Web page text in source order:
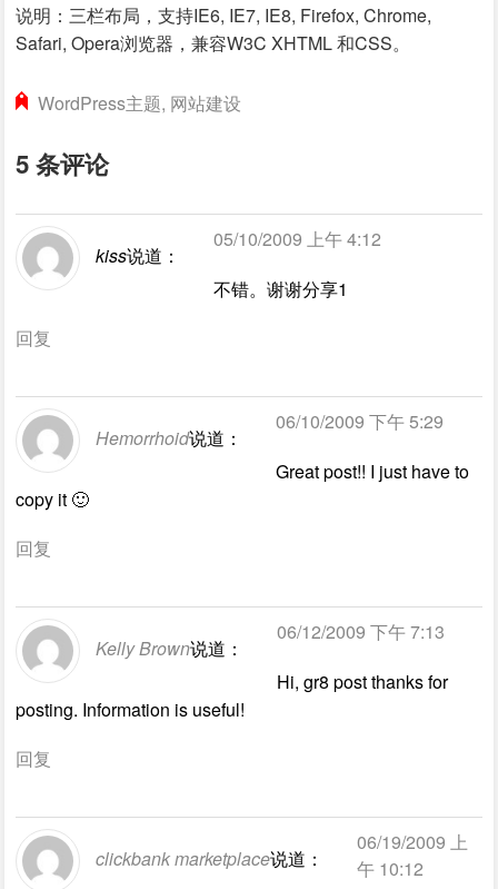
说明：三栏布局，支持IE6, IE7, IE8, Firefox, Chrome,
Safari, Opera浏览器，兼容W3C XHTML 和CSS。
WordPress主题, 网站建设
5 条评论
kiss说道：
05/10/2009 上午 4:12
不错。谢谢分享1
回复
Hemorrhoid说道：
06/10/2009 下午 5:29
Great post!! I just have to
copy it 🙂
回复
Kelly Brown说道：
06/12/2009 下午 7:13
Hi, gr8 post thanks for
posting. Information is useful!
回复
clickbank marketplace说道：
06/19/2009 上
午 10:12